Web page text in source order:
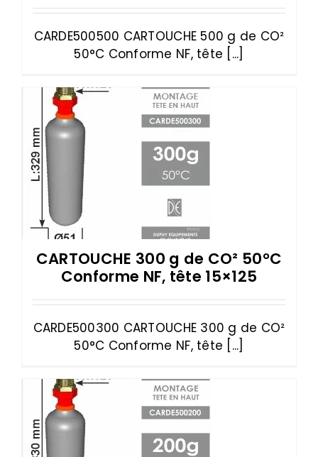
CARDE500500 CARTOUCHE 500 g de CO²
50°C Conforme NF, tête [...]
CARTOUCHE 300 g de CO² 50°C
Conforme NF, tête 15×125
CARDE500300 CARTOUCHE 300 g de CO²
50°C Conforme NF, tête [...]